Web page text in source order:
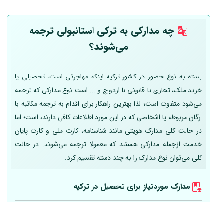
چه مدارکی به ترکی استانبولی ترجمه
می‌شوند؟
بسته به نوع حضور در کشور ترکیه اینکه مهاجرتی است، تحصیلی یا
خرید ملک، تجاری یا قانونی یا ازدواج و ... است نوع مدارکی که ترجمه
می‌شود متفاوت است؛ لذا بهترین راهکار برای اقدام به ترجمه مکاتبه با
ارگان مربوطه یا اشخاصی که در این مورد اطلاعات کافی دارند، است؛ اما
در حالت کلی مدارک هویتی مانند شناسنامه، کارت ملی و کارت پایان
خدمت ازجمله مدارکی هستند که معمولا ترجمه می‌شوند. در حالت
کلی می‌توان نوع مدارک را به چند دسته تقسیم کرد.
مدارک موردنیاز برای تحصیل در ترکیه